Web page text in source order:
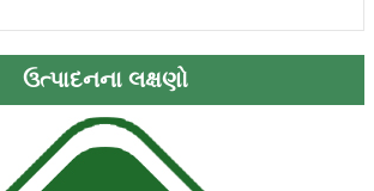
ઉત્પાદનના લક્ષણો